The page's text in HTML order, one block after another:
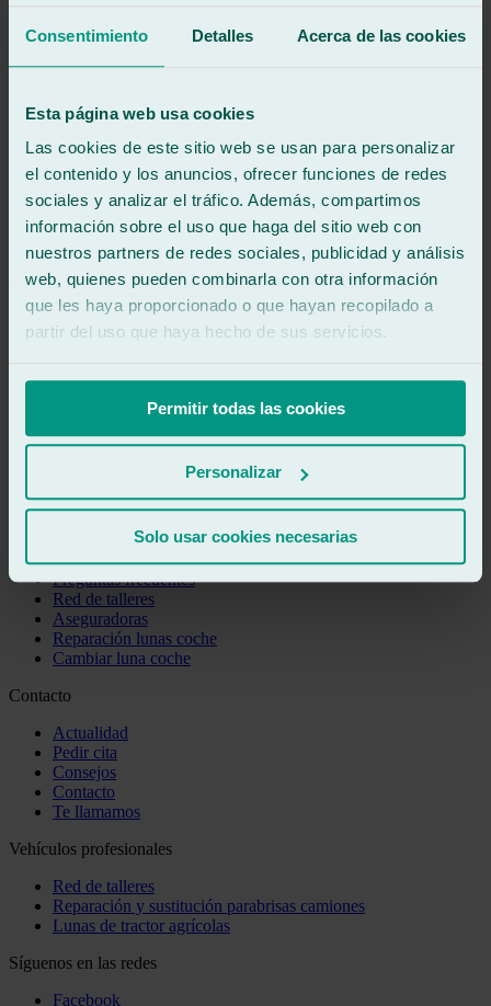
Consentimiento Detalles Acerca de las cookies
Esta página web usa cookies
Las cookies de este sitio web se usan para personalizar
el contenido y los anuncios, ofrecer funciones de redes
sociales y analizar el tráfico. Además, compartimos
información sobre el uso que haga del sitio web con
nuestros partners de redes sociales, publicidad y análisis
web, quienes pueden combinarla con otra información
que les haya proporcionado o que hayan recopilado a
partir del uso que haya hecho de sus servicios.
Permitir todas las cookies
Personalizar
Solo usar cookies necesarias
que encuentres el que más te convenga.
Talleres tintado de lunas Alcobendas:
Taller de lunas en San Sebastián de los Reyes – Los Manzanos:
Los Manzanos, 8.
C/ Ribadavia, 43.
Taller de lunas en Madrid – Alcalá:C/ Alcalá, 594.
900 333 733 ATENCIÓN 24/7
Pedir cita En 2 min
Pedir cita
900 333 733
Historia y evolución de Ralarsa
Franquicias Ralarsa
Canal mediador
Te puede interesar
Preguntas frecuentes
Red de talleres
Aseguradoras
Reparación lunas coche
Cambiar luna coche
Contacto
Actualidad
Pedir cita
Consejos
Contacto
Te llamamos
Vehículos profesionales
Red de talleres
Reparación y sustitución parabrisas camiones
Lunas de tractor agrícolas
Síguenos en las redes
Facebook